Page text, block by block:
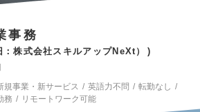
事務
株式会社スキルアップNeXt）
規事業・新サービス 英語力不問
転勤なし
務 リモートワーク可能